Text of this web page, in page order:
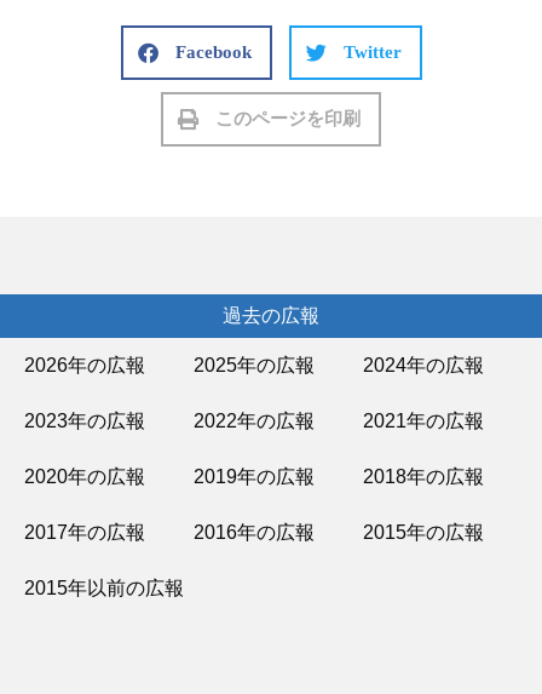
Facebook Twitter
このページを印刷
過去の広報
2026年の広報 2025年の広報 2024年の広報
2023年の広報 2022年の広報 2021年の広報
2020年の広報 2019年の広報 2018年の広報
2017年の広報 2016年の広報 2015年の広報
2015年以前の広報